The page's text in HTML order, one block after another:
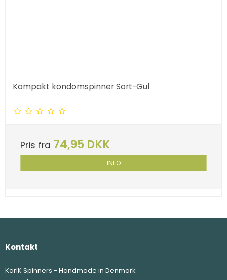
Kompakt kondomspinner Sort-Gul
Pris fra 74,95 DKK
INFO
Kontakt
KarlK Spinners - Handmade in Denmark